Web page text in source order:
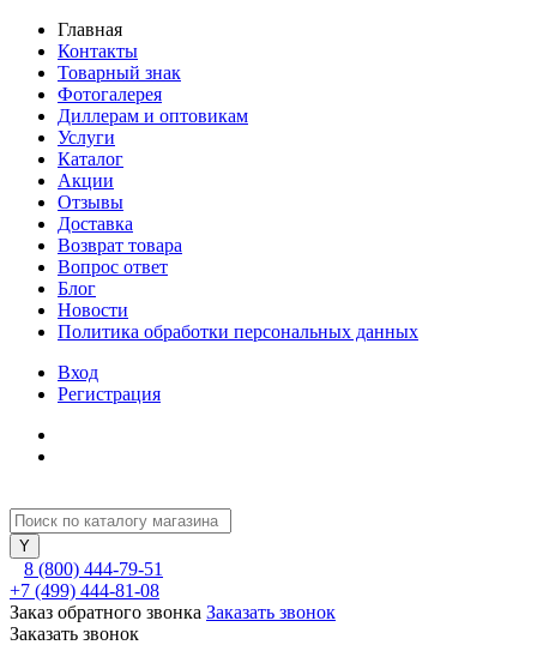
Главная
Контакты
Товарный знак
Фотогалерея
Диллерам и оптовикам
Услуги
Каталог
Акции
Отзывы
Доставка
Возврат товара
Вопрос ответ
Блог
Новости
Политика обработки персональных данных
Вход
Регистрация
8 (800) 444-79-51
+7 (499) 444-81-08
Заказ обратного звонка Заказать звонок
Заказать звонок